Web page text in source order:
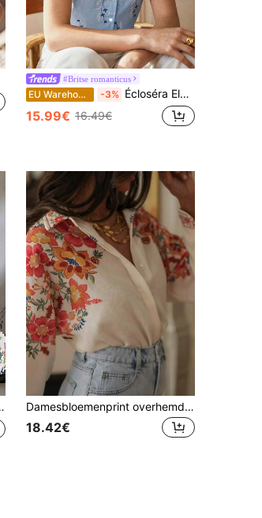
#Britse romanticus
EU Warehouse -3% Écloséra Elegant, casual overhemd in Franse stijl met kanten patchworkkraag en open voorkant, geschikt voor de lente, zomer, herfst en winter.
15.99€ 16.49€
Damesbloemenprint overhemd met lange mouwen en knoopsluiting, polyester top met kraag en normale pasvorm, geschikt voor zomeruitjes en vakantie
18.42€